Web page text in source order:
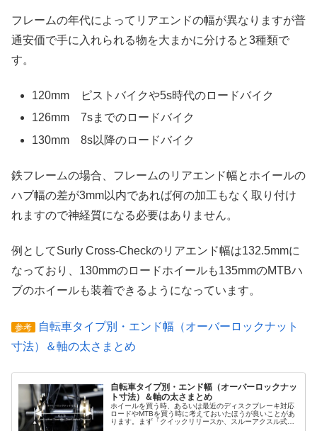
フレームの年代によってリアエンドの幅が異なりますが普
通安価で手に入れられる物を大まかに分けると3種類で
す。
120mm ピストバイクや5s時代のロードバイク
126mm 7sまでのロードバイク
130mm 8s以降のロードバイク
鉄フレームの場合、フレームのリアエンド幅とホイールの
ハブ幅の差が3mm以内であれば何の加工もなく取り付け
れますので神経質になる必要はありません。
例としてSurly Cross-Checkのリアエンド幅は132.5mmに
なっており、130mmのロードホイールも135mmのMTBハ
ブのホイールも装着できるようになっています。
参考
自転車タイプ別・エンド幅（オーバーロックナット
寸法）＆軸の太さまとめ
自転車タイプ別・エンド幅（オーバーロックナッ
ト寸法）＆軸の太さまとめ
ホイールを買う時、あるいは最近のディスクブレーキ対応
ロードやMTBを買う時に考えておいたほうが良いことがあ
ります。まず「クイックリリースか、スルーアクスル式